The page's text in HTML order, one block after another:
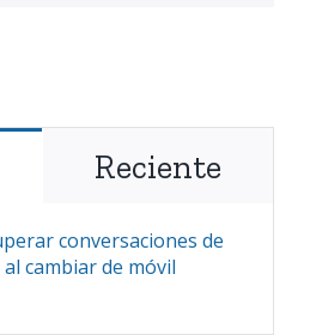
Reciente
conversaciones de
cambiar de móvil